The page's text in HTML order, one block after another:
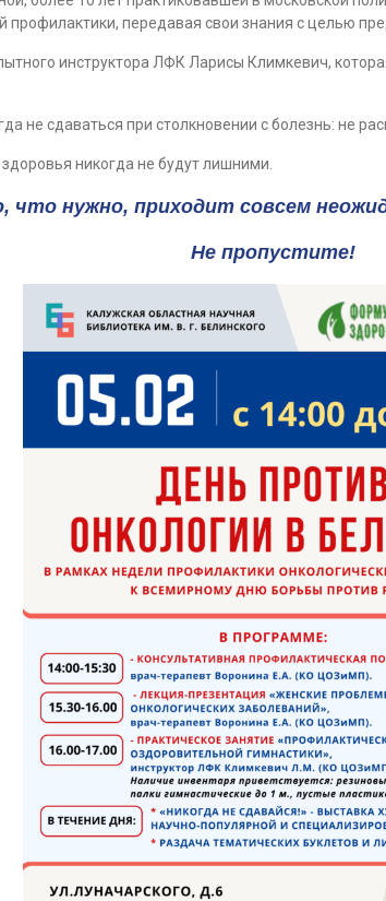
передавая свои знания с целью
инструктора ЛФК Ларисы Климкевич,
не сдаваться при столкновении с болезнь: не
никогда не будут лишними.
что нужно, приходит совсем
Не пропустите!